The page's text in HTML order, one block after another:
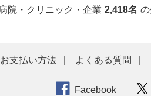
院・クリニック・企業 2,418名
お支払い方法 よくある質問
Facebook